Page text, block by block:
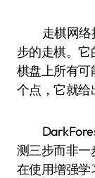
走棋网
步的走棋。
棋盘上所有可
个点，它就给
测三步而非一
在使用增强学